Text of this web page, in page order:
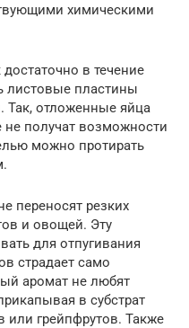
химическими
в течение
листовые пластины
Так, отложенные яйца
получат возможности
можно протирать
переносят резких
и овощей. Эту
для отпугивания
страдает само
аромат не любят
в субстрат
или грейпфрутов. Также